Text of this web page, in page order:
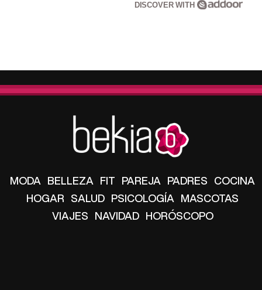
DISCOVER WITH
MODA BELLEZA FIT PAREJA PADRES COCINA
HOGAR SALUD PSICOLOGÍA MASCOTAS
VIAJES NAVIDAD HORÓSCOPO